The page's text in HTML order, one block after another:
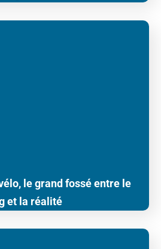
le grand fossé entre le
et la réalité